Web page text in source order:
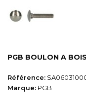
PGB BOULON A
Référence:
Marque: PGB